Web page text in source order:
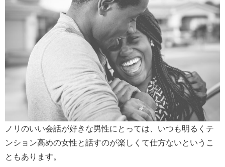
ノリのいい会話が好きな男性にとっては、いつも明るくテ
ンション高めの女性と話すのが楽しくて仕方ないというこ
ともあります。